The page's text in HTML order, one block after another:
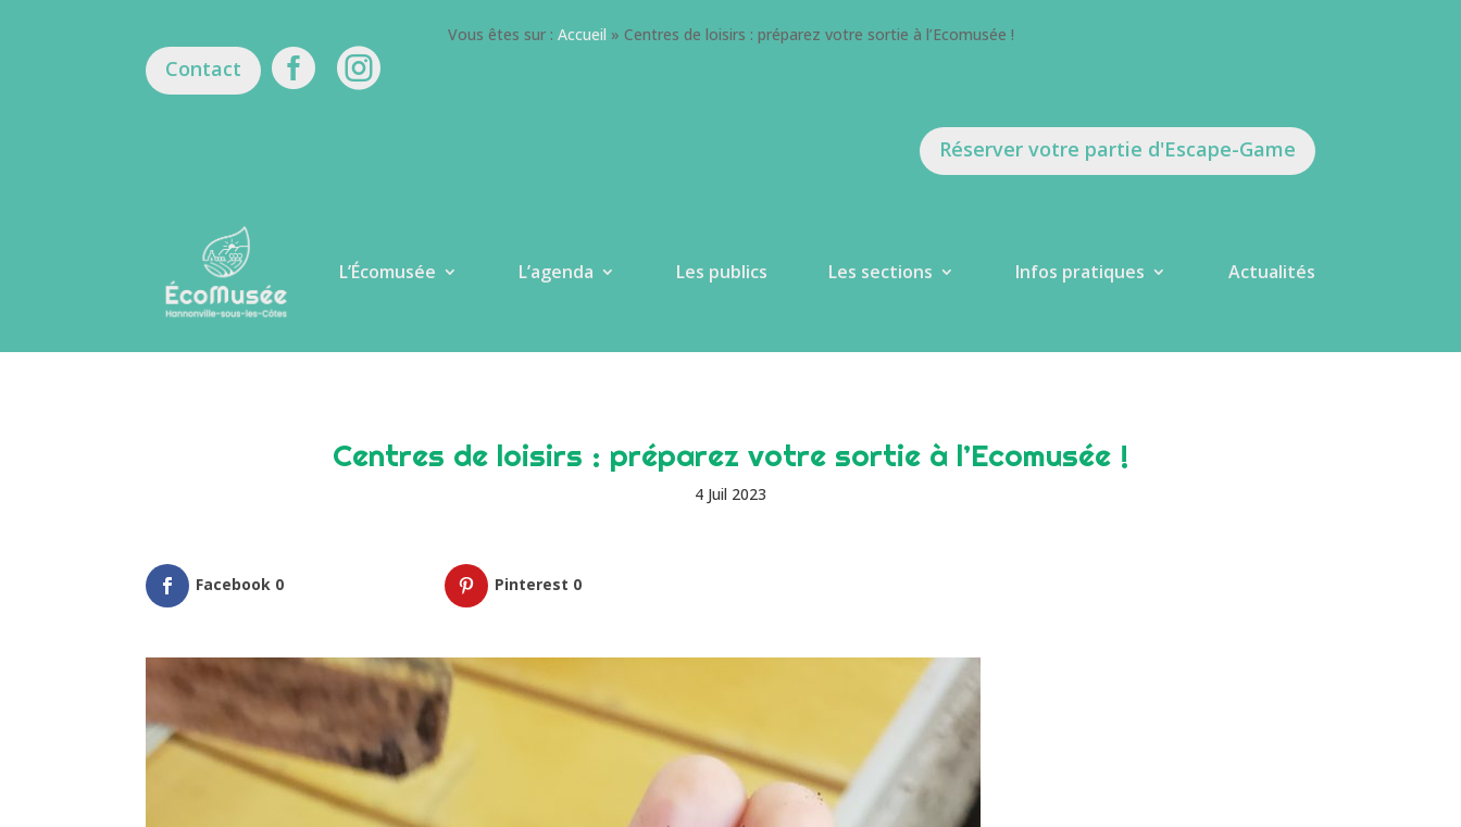
Vous êtes sur : Accueil » Centres de loisirs : préparez votre sortie à l’Ecomusée !
Contact  
Réserver votre partie d'Escape-Game
L’Écomusée L’agenda Les publics Les sections Infos pratiques Actualités
Centres de loisirs : préparez votre sortie à l’Ecomusée !
4 Juil 2023
Facebook 0 Pinterest 0